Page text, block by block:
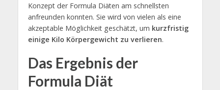
Konzept der Formula Diäten am schnellsten
anfreunden konnten. Sie wird von vielen als eine
akzeptable Möglichkeit geschätzt, um kurzfristig
einige Kilo Körpergewicht zu verlieren.
Das Ergebnis der
Formula Diät